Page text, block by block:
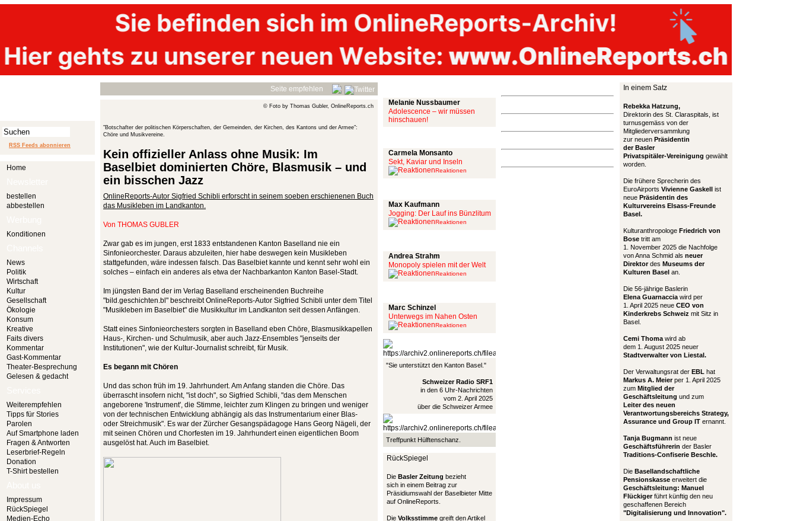
RSS Feeds abonnieren
Home
bestellen
abbestellen
Konditionen
News
Politik
Wirtschaft
Kultur
Gesellschaft
Ökologie
Konsum
Kreative
Faits divers
Kommentar
Gast-Kommentar
Theater-Besprechung
Gelesen & gedacht
Weiterempfehlen
Tipps für Stories
Parolen
Auf Smartphone laden
Fragen & Antworten
Leserbrief-Regeln
Donation
T-Shirt bestellen
Impressum
RückSpiegel
Medien-Echo
Seite empfehlen
© Foto by Thomas Gubler, OnlineReports.ch
"Botschafter der politischen Körperschaften, der Gemeinden, der Kirchen, des Kantons und der Armee":
Chöre und Musikvereine.
Kein offizieller Anlass ohne Musik: Im
Baselbiet dominierten Chöre, Blasmusik – und
ein bisschen Jazz
OnlineReports-Autor Sigfried Schibli erforscht in seinem soeben erschienenen Buch
das Musikleben im Landkanton.
Von THOMAS GUBLER
Zwar gab es im jungen, erst 1833 entstandenen Kanton Baselland nie ein
Sinfonieorchester. Daraus abzuleiten, hier habe deswegen kein Musikleben
stattgefunden, wäre indessen falsch. Das Baselbiet kannte und kennt sehr wohl ein
solches – einfach ein anderes als etwa der Nachbarkanton Kanton Basel-Stadt.
Im jüngsten Band der im Verlag Baselland erscheinenden Buchreihe
"bild.geschichten.bl" beschreibt OnlineReports-Autor Sigfried Schibli unter dem Titel
"Musikleben im Baselbiet" die Musikkultur im Landkanton seit dessen Anfängen.
Statt eines Sinfonieorchesters sorgten in Baselland eben Chöre, Blasmusikkapellen
Haus-, Kirchen- und Schulmusik, aber auch Jazz-Ensembles "jenseits der
Institutionen", wie der Kultur-Journalist schreibt, für Musik.
Es begann mit Chören
Und das schon früh im 19. Jahrhundert. Am Anfang standen die Chöre. Das
überrascht insofern nicht, "ist doch", so Sigfried Schibli, "das dem Menschen
angeborene 'Instrument', die Stimme, leichter zum Klingen zu bringen und weniger
von der technischen Entwicklung abhängig als das Instrumentarium einer Blas-
oder Streichmusik". Es war der Zürcher Gesangspädagoge Hans Georg Nägeli, der
mit seinen Chören und Chorfesten im 19. Jahrhundert einen eigentlichen Boom
ausgelöst hat. Auch im Baselbiet.
Melanie Nussbaumer
Adolescence – wir müssen
hinschauen!
Carmela Monsanto
Sekt, Kaviar und Inseln
Reaktionen
Max Kaufmann
Jogging: Der Lauf ins Bünzlitum
Reaktionen
Andrea Strahm
Monopoly spielen mit der Welt
Reaktionen
Marc Schinzel
Unterwegs im Nahen Osten
Reaktionen
"Sie unterstützt den Kanton Basel."
Schweizer Radio SRF1
in den 6 Uhr-Nachrichten
vom 2. April 2025
über die Schweizer Armee
Treffpunkt Hülftenschanz.
RückSpiegel
Die Basler Zeitung bezieht
sich in einem Beitrag zur
Präsidiumswahl der Baselbieter Mitte
auf OnlineReports.
Die Volksstimme greift den Artikel
In einem Satz
Rebekka Hatzung,
Direktorin des St. Claraspitals, ist
turnusgemäss von der
Mitgliederversammlung
zur neuen Präsidentin
der Basler
Privatspitäler-Vereinigung gewählt
worden.
Die frühere Sprecherin des
EuroAirports Vivienne Gaskell ist
neue Präsidentin des
Kulturvereins Elsass-Freunde
Basel.
Kulturanthropologe Friedrich von
Bose tritt am
1. November 2025 die Nachfolge
von Anna Schmid als neuer
Direktordes Museums der
Kulturen Basel an.
Die 56-jährige Baslerin
Elena Guarnaccia wird per
1. April 2025 neue CEO von
Kinderkrebs Schweiz mit Sitz in
Basel.
Cemi Thoma wird ab
dem 1. August 2025 neuer
Stadtverwalter von Liestal.
Der Verwaltungsrat der EBL hat
Markus A. Meierper 1. April 2025
zum Mitglied der
Geschäftsleitung und zum
Leiter des neuen
Verantwortungsbereichs Strategy,
Assurance und Group IT ernannt.
Tanja Bugmann ist neue
Geschäftsführerin der Basler
Traditions-Confiserie Beschle.
Die Basellandschaftliche
Pensionskasse erweitert die
Geschäftsleitung: Manuel
Flückigerführt künftig den neu
geschaffenen Bereich
"Digitalisierung und Innovation".